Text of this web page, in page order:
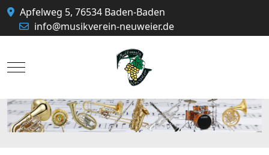
Apfelweg 5, 76534 Baden-Baden
info@musikverein-neuweier.de
Mobile Menu Toggle